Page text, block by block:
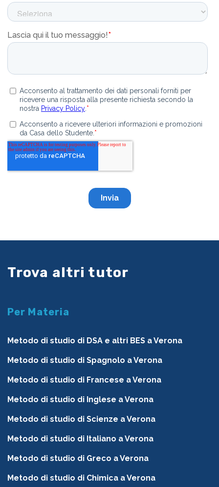
Trova altri tutor
Per Materia
Metodo di studio di DSA e altri BES a Verona
Metodo di studio di Spagnolo a Verona
Metodo di studio di Francese a Verona
Metodo di studio di Inglese a Verona
Metodo di studio di Scienze a Verona
Metodo di studio di Italiano a Verona
Metodo di studio di Greco a Verona
Metodo di studio di Chimica a Verona